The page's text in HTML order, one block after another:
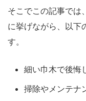
そこでこの記事では、
に挙げながら、以下
す。
細い巾木で後悔
掃除やメンテナ